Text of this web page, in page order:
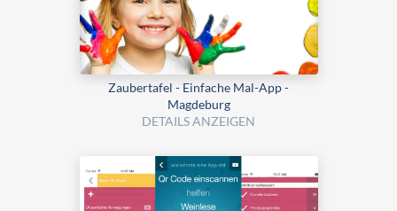
Zaubertafel - Einfache Mal-App -
Magdeburg
DETAILS ANZEIGEN